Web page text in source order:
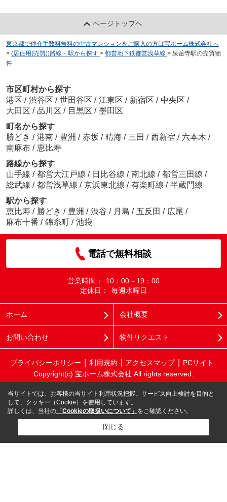
ページトップへ
東京都で仲介手数料無料の中古マンションをご購入の方は宝ホーム株式会社へ
> (居住用(売買))路線・駅から探す > 都営地下鉄都営浅草線 > 泉岳寺駅の売買物
件
市区町村から探す
港区 / 渋谷区 / 世田谷区 / 江東区 / 新宿区 / 中央区 /
大田区 / 品川区 / 目黒区 / 墨田区
町名から探す
勝どき / 港南 / 豊洲 / 赤坂 / 晴海 / 三田 / 西新宿 / 六本木 /
南麻布 / 恵比寿
路線から探す
山手線 / 都営大江戸線 / 日比谷線 / 南北線 / 都営三田線 /
総武線 / 都営浅草線 / 京浜東北線 / 有楽町線 / 半蔵門線
駅から探す
恵比寿 / 勝どき / 豊洲 / 渋谷 / 月島 / 五反田 / 広尾 /
麻布十番 / 錦糸町 / 池袋
電話で無料相談
営業時間：
10：00～19：00
定休日：
毎週水曜日
ホーム 会社概要
お問い合わせ 物件リクエスト
プライバシーポリシー 利用規約 アクセスマップ
PCサイト
Copyright(c) 宝ホーム株式会社 All rights reserved.
当サイトでは、お客様の当サイト利用状況把握、サービス向上検討を目的と
して、クッキー（Cookie）を使用しています。
詳しくは、当社の 「Cookieの取扱いについて」 をご確認ください。
閉じる